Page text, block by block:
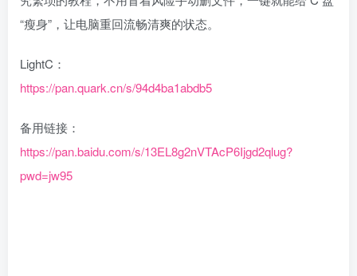
“瘦身”，让电脑重回流畅清爽的状态。
LightC：
https://pan.quark.cn/s/94d4ba1abdb5
备用链接：
https://pan.baidu.com/s/13EL8g2nVTAcP6Ijgd2qlug?
pwd=jw95